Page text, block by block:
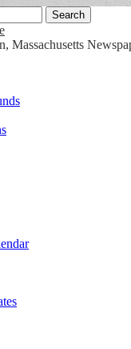
Massachusetts